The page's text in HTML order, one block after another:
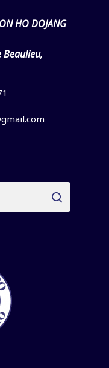
HO DOJANG
Beaulieu,